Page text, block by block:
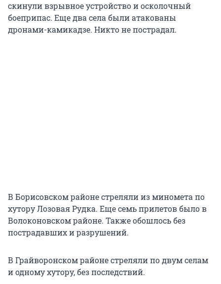
скинули взрывное устройство и осколочный
боеприпас. Еще два села были атакованы
дронами-камикадзе. Никто не пострадал.
В Борисовском районе стреляли из миномета по
хутору Лозовая Рудка. Еще семь прилетов было в
Волоконовском районе. Также обошлось без
пострадавших и разрушений.
В Грайворонском районе стреляли по двум селам
и одному хутору, без последствий.